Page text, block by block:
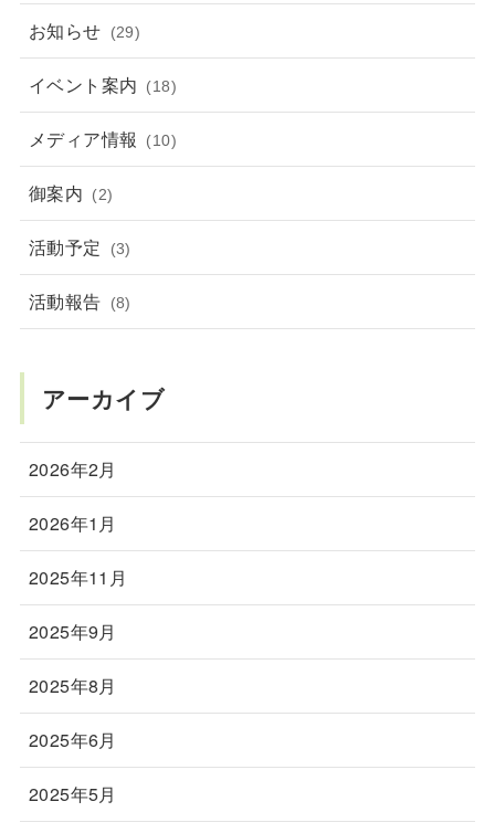
お知らせ (29)
イベント案内 (18)
メディア情報 (10)
御案内 (2)
活動予定 (3)
活動報告 (8)
アーカイブ
2026年2月
2026年1月
2025年11月
2025年9月
2025年8月
2025年6月
2025年5月